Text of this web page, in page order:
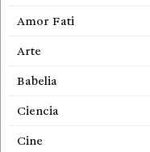
Amor Fati
Arte
Babelia
Ciencia
Cine